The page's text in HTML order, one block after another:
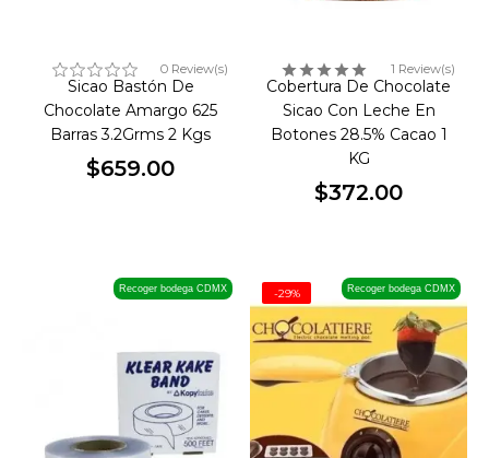
0 Review(s)
Sicao Bastón De
Chocolate Amargo 625
Barras 3.2Grms 2 Kgs
$659.00
1 Review(s)
Cobertura De Chocolate
Sicao Con Leche En
Botones 28.5% Cacao 1
KG
$372.00
Recoger bodega CDMX Recoger bodega CDMX
-29%